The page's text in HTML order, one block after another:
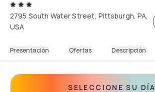
2795 South Water Street, Pittsburgh, PA,
USA
Presentación Ofertas Descripción
SELECCIONE SU DÍA